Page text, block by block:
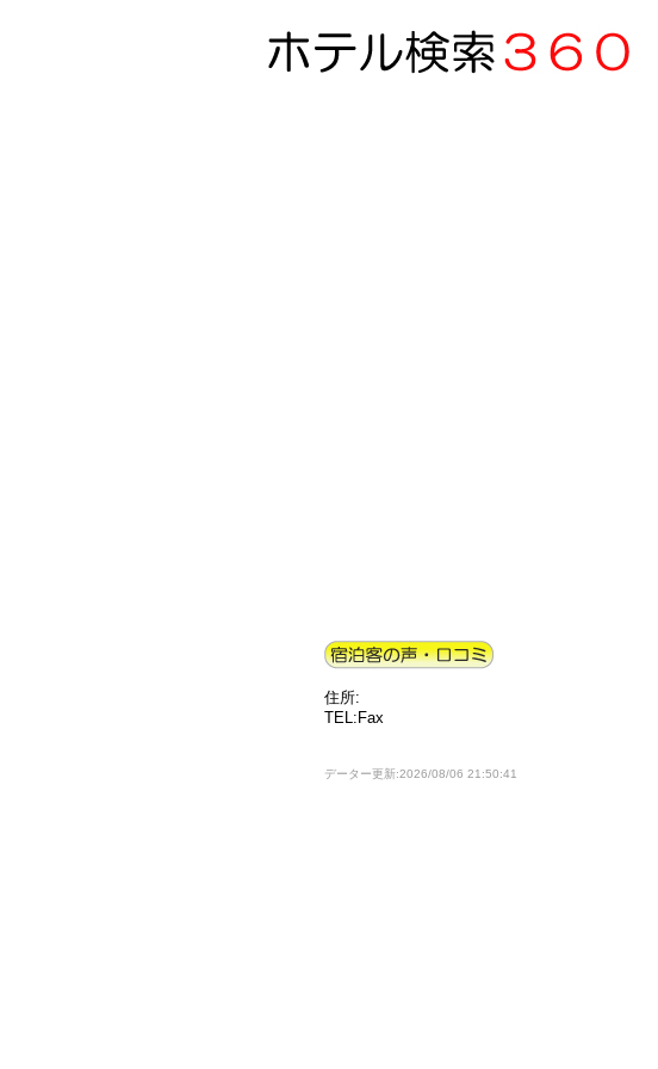
住所:
TEL:Fax
データー更新:2026/08/06 21:50:41